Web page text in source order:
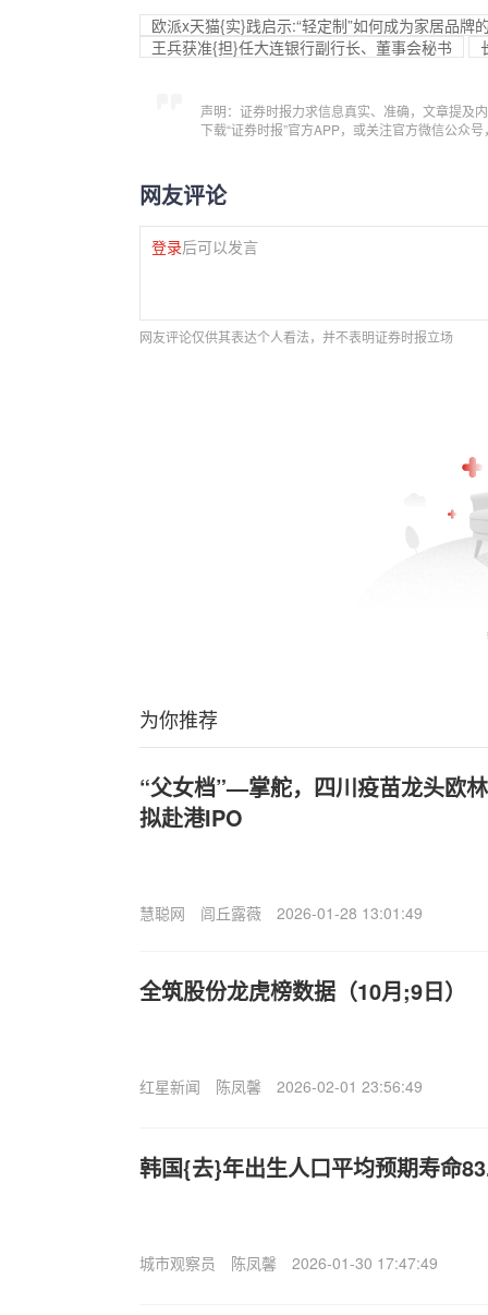
欧派x天猫{实}践启示:“轻定制”如何成为家居品牌
王兵获准{担}任大连银行副行长、董事会秘书
声明：证券时报力求信息真实、准确，文章提及
下载“证券时报”官方APP，或关注官方微信公众
网友评论
登录后可以发言
网友评论仅供其表达个人看法，并不表明证券时报立场
为你推荐
“父女档”—掌舵，四川疫苗龙头欧
拟赴港IPO
慧聪网 闾丘露薇 2026-01-28 13:01:49
全筑股份龙虎榜数据（10月;9日）
红星新闻 陈凤馨 2026-02-01 23:56:49
韩国{去}年出生人口平均预期寿命
城市观察员 陈凤馨 2026-01-30 17:47:49